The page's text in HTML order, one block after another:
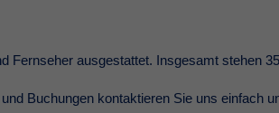
Fernseher ausgestattet. Insgesamt stehen
Buchungen kontaktieren Sie uns einfach